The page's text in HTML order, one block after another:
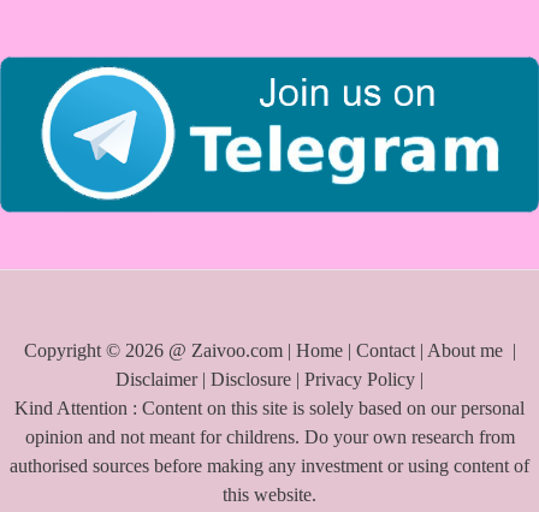
Copyright © 2026 @ Zaivoo.com | Home| Contact| About me |
Disclaimer| Disclosure | Privacy Policy |
Kind Attention : Content on this site is solely based on our personal
opinion and not meant for childrens. Do your own research from
authorised sources before making any investment or using content of
this website.